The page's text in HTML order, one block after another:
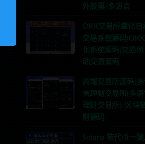
外股票/多语言
OKX交易所量化自
交易系统源码
化系统源码|交易所
动交易源码
高端交易所源码|多
言理财交易所|多语
理财交易所|/区块
财源码
Solana 链代币一键